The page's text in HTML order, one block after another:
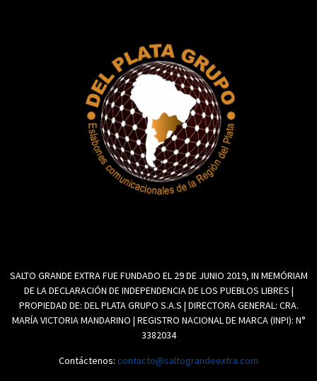
SALTO GRANDE EXTRA FUE FUNDADO EL 29 DE JUNIO 2019, IN MEMÓRIAM
DE LA DECLARACIÓN DE INDEPENDENCIA DE LOS PUEBLOS LIBRES |
PROPIEDAD DE: DEL PLATA GRUPO S.A.S | DIRECTORA GENERAL: CRA.
MARÍA VICTORIA MANDARINO | REGISTRO NACIONAL DE MARCA (INPI): N°
3382034
Contáctenos: contacto@saltograndeextra.com